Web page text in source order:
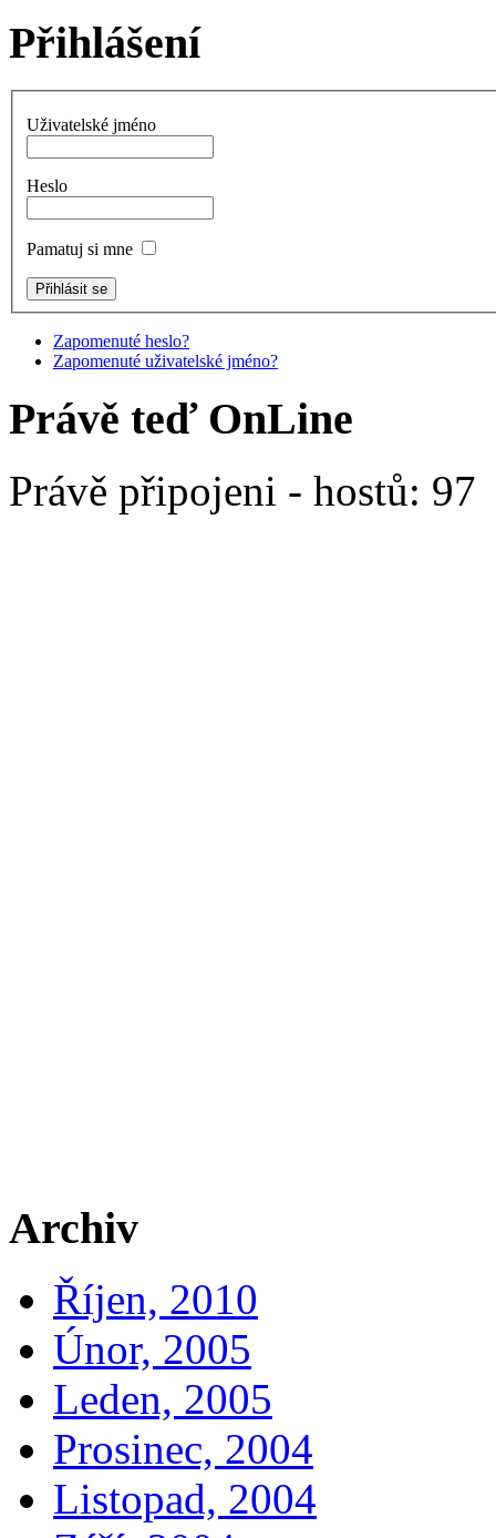
Přihlášení
Uživatelské jméno
Heslo
Pamatuj si mne
Zapomenuté heslo?
Zapomenuté uživatelské jméno?
Právě teď OnLine
Právě připojeni - hostů: 97
Archiv
Říjen, 2010
Únor, 2005
Leden, 2005
Prosinec, 2004
Listopad, 2004